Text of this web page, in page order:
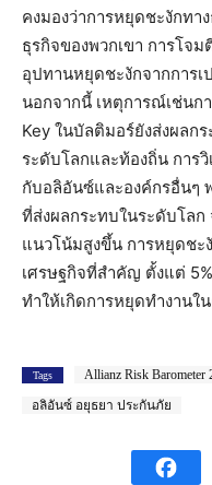
คงมองว่าการหยุดชะงักท
ธุรกิจของพวกเขา การโจ
อุปทานหยุดชะงักจากการเ
นอกจากนี้ เหตุการณ์เช่นก
Key ในบัลติมอร์ยังส่งผลก
ระดับโลกและท้องถิ่น การ
กับอลิอันซ์และองค์กรอื่นๆ
ที่ส่งผลกระทบในระดับโลก
แนวโน้มสูงขึ้น การหยุดชะ
เศรษฐกิจที่สำคัญ ตั้งแต่
ทำให้เกิดการหยุดทำงานใ
Tags Allianz Risk Barometer
อลิอันซ์ อยุธยา ประกันภัย